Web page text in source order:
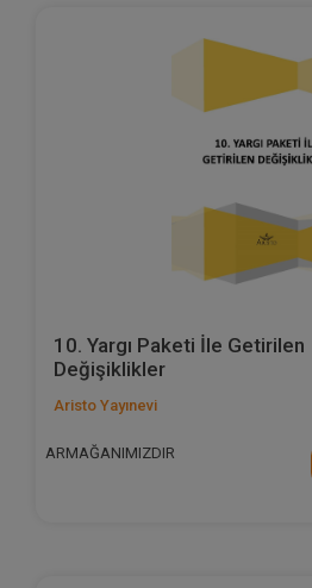
10. Yargı Paketi İle Getirilen
Değişiklikler
Aristo Yayınevi
ARMAĞANIMIZDIR